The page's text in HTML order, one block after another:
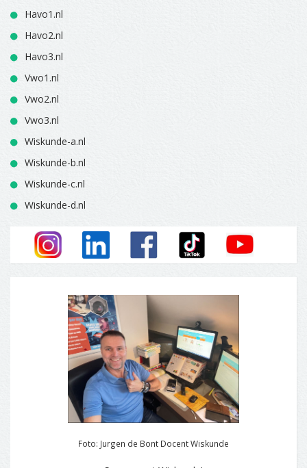
Havo1.nl
Havo2.nl
Havo3.nl
Vwo1.nl
Vwo2.nl
Vwo3.nl
Wiskunde-a.nl
Wiskunde-b.nl
Wiskunde-c.nl
Wiskunde-d.nl
Foto: Jurgen de Bont Docent Wiskunde